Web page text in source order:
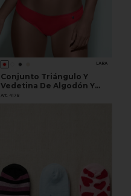
LARA
Conjunto Triángulo Y
Vedetina De Algodón Y
Lycra
Art. 4178